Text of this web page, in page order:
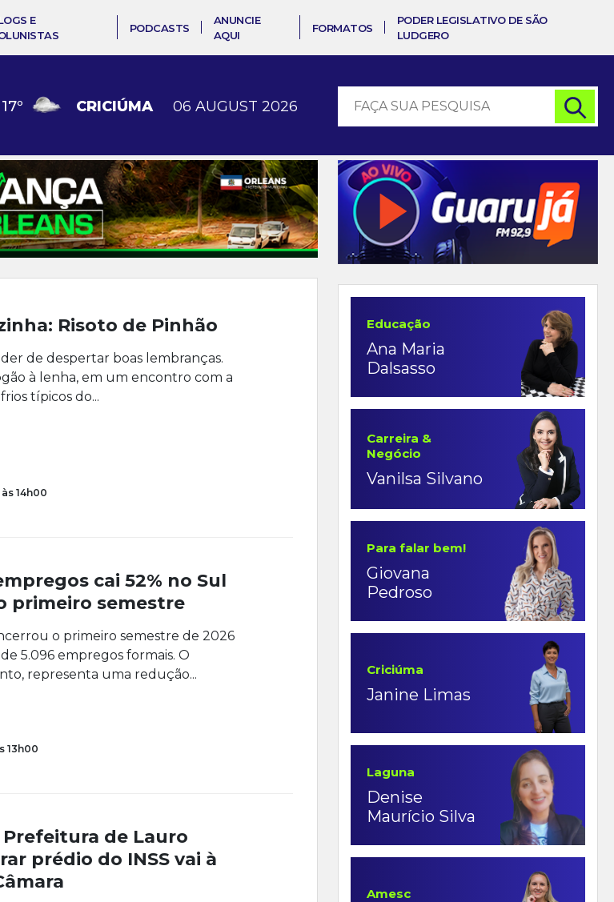
E
PODCASTS
ANUNCIE
AQUI
FORMATOS
PODER LEGISLATIVO DE SÃO
LUDGERO
17º CRICIÚMA 06 AUGUST 2026
Risoto de Pinhão
de despertar boas lembranças.
à lenha, em um encontro com a
típicos do...
14h00
cai 52% no Sul
primeiro semestre
o primeiro semestre de 2026
5.096 empregos formais. O
representa uma redução...
13h00
de Lauro
prédio do INSS vai à
Educação
Ana Maria
Dalsasso
Carreira &
Negócio
Vanilsa Silvano
Para falar bem!
Giovana
Pedroso
Criciúma
Janine Limas
Laguna
Denise
Maurício Silva
Amesc